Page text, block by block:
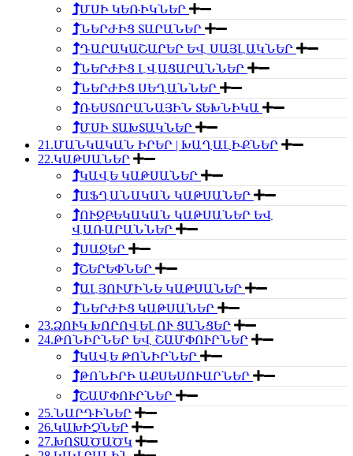
ՄՍԻ ԿԵՌԻԿՆԵՐ
ՆԵՐԺԻՑ ՏԱՐԱՆԵՐ
ԴԱՐԱԿԱՇԱՐԵՐ ԵՎ ՍԱՅԼԱԿՆԵՐ
ՆԵՐԺԻՑ ԼՎԱՑԱՐԱՆՆԵՐ
ՆԵՐԺԻՑ ՍԵՂԱՆՆԵՐ
ՌԵՍՏՈՐԱՆԱՅԻՆ ՏԵԽՆԻԿԱ
ՄՍԻ ՏԱԽՏԱԿՆԵՐ
21.ՄԱՆԿԱԿԱՆ ԻՐԵՐ | ԽԱՂԱԼԻՔՆԵՐ
22.ԿԱԹՍԱՆԵՐ
ԿԱՎԵ ԿԱԹՍԱՆԵՐ
ԱՖՂԱՆԱԿԱՆ ԿԱԹՍԱՆԵՐ
ՈՒԶԲԵԿԱԿԱՆ ԿԱԹՍԱՆԵՐ ԵՎ
ՎԱՌԱՐԱՆՆԵՐ
ՍԱՋԵՐ
ՇԵՐԵՓՆԵՐ
ԱԼՅՈՒՄԻՆԵ ԿԱԹՍԱՆԵՐ
ՆԵՐԺԻՑ ԿԱԹՍԱՆԵՐ
23.ՁՈՒԿ ԽՈՐՈՎԵԼՈՒ ՑԱՆՑԵՐ
24.ԹՈՆԻՐՆԵՐ ԵՎ ՇԱՄՓՈՒՐՆԵՐ
ԿԱՎԵ ԹՈՆԻՐՆԵՐ
ԹՈՆԻՐԻ ԱՔՍԵՍՈՒԱՐՆԵՐ
ՇԱՄՓՈՒՐՆԵՐ
25.ՆԱՐԴԻՆԵՐ
26.ԿԱԽԻՉՆԵՐ
27.ԽՈՏԱԾԱԾԿ